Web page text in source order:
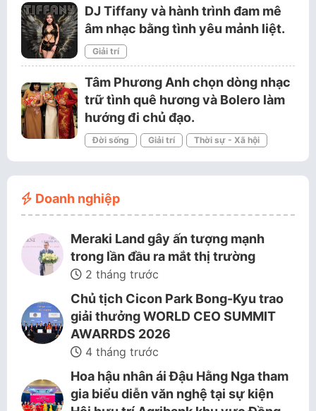
DJ Tiffany và hành trình đam mê
âm nhạc bằng tình yêu mảnh liệt.
Giải trí
Tâm Phương Anh chọn dòng nhạc
trữ tình quê hương và Bolero làm
hướng đi chủ đạo.
Đời sống Giải trí Thời sự - Xã hội
Doanh nghiệp
Meraki Land gây ấn tượng mạnh
trong lần đầu ra mắt thị trường
2 tháng trước
Chủ tịch Cicon Park Bong-Kyu trao
giải thưởng WORLD CEO SUMMIT
AWARRDS 2026
4 tháng trước
Hoa hậu nhân ái Đậu Hằng Nga tham
gia biểu diễn văn nghệ tại sự kiện